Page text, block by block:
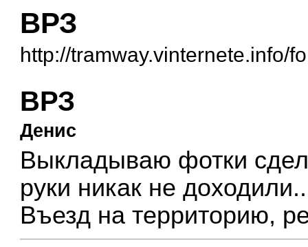
ВРЗ
http://tramway.vinternete.info/
ВРЗ
Денис
Выкладываю фотки
руки никак не
Въезд на территорию,